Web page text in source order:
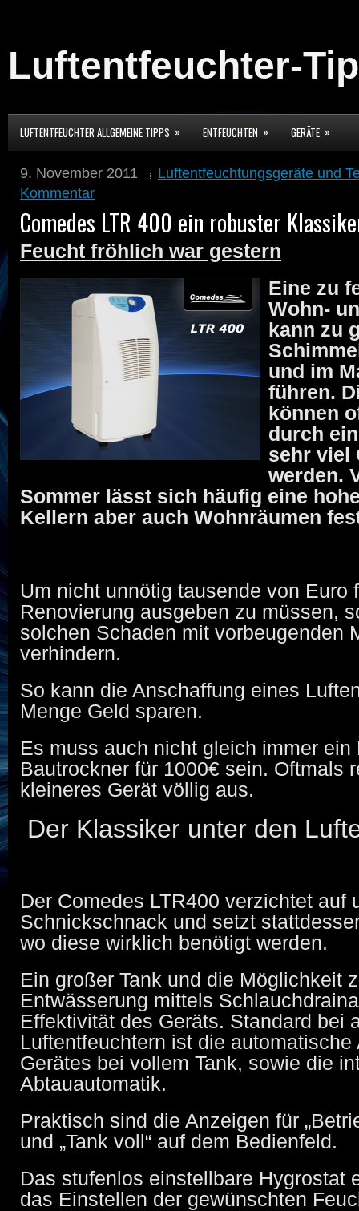
Luftentfeuchter-
LUFTENTFEUCHTER ALLGEMEINE TIPPS » ENTFEUCHTEN » GERÄTE »
9. November 2011
Luftentfeuchtungsgeräte und
Kommentar
Comedes LTR 400 ein robuster
Feucht fröhlich war gestern
Eine zu
Wohn-
kann zu
und im
führen.
können
durch
sehr viel
werden.
Sommer lässt sich häufig eine
Kellern aber auch Wohnräumen
Um nicht unnötig tausende von Euro
Renovierung ausgeben zu müssen,
solchen Schaden mit vorbeugenden
verhindern.
So kann die Anschaffung eines
Menge Geld sparen.
Es muss auch nicht gleich immer ein
Bautrockner für 1000€ sein. Oftmals
kleineres Gerät völlig aus.
Der Klassiker unter den
Der Comedes LTR400 verzichtet auf
Schnickschnack und setzt
wo diese wirklich benötigt werden.
Ein großer Tank und die Möglichkeit
Entwässerung mittels
Effektivität des Geräts. Standard bei
Luftentfeuchtern ist die
Gerätes bei vollem Tank, sowie die
Abtauautomatik.
Praktisch sind die Anzeigen für
und „Tank voll“ auf dem Bedienfeld.
Das stufenlos einstellbare Hygrostat
das Einstellen der gewünschten